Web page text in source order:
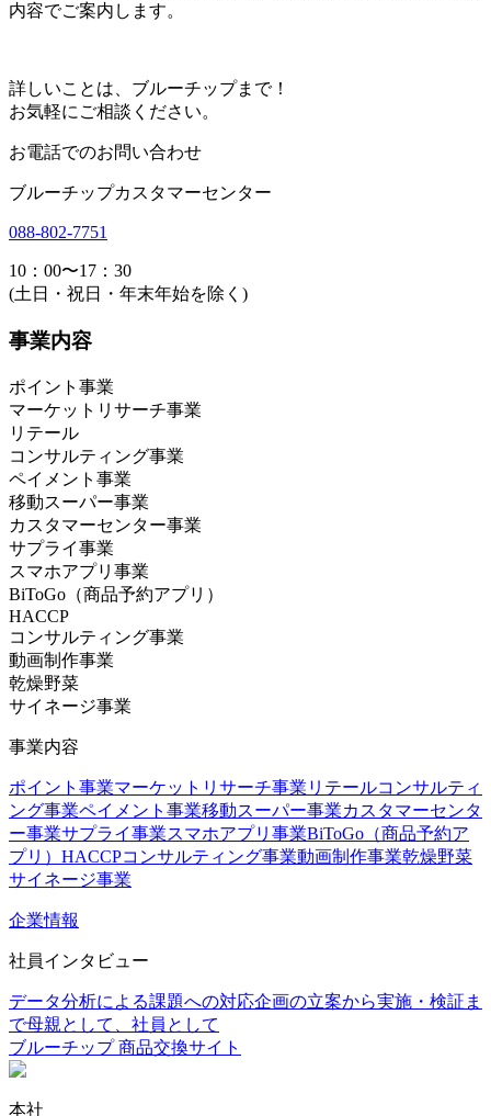
内容でご案内します。
詳しいことは、ブルーチップまで！
お気軽にご相談ください。
お電話でのお問い合わせ
ブルーチップカスタマーセンター
088-802-7751
10：00〜17：30
(土日・祝日・年末年始を除く)
事業内容
ポイント事業
マーケットリサーチ事業
リテール
コンサルティング事業
ペイメント事業
移動スーパー事業
カスタマーセンター事業
サプライ事業
スマホアプリ事業
BiToGo（商品予約アプリ）
HACCP
コンサルティング事業
動画制作事業
乾燥野菜
サイネージ事業
事業内容
ポイント事業マーケットリサーチ事業 リテールコンサルティ
ング事業ペイメント事業移動スーパー事業カスタマーセンタ
ー事業サプライ事業スマホアプリ事業BiToGo（商品予約ア
プリ） HACCPコンサルティング事業動画制作事業乾燥野菜
サイネージ事業
企業情報
社員インタビュー
データ分析による課題への対応企画の立案から実施・検証ま
で母親として、社員として
ブルーチップ 商品交換サイト
本社